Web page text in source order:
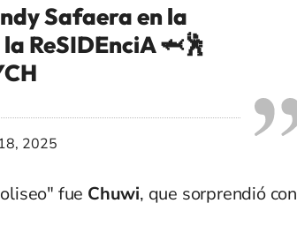
Safaera en la
ReSIDEnciA 🦈🕺
2025
fue Chuwi, que sorprendió con